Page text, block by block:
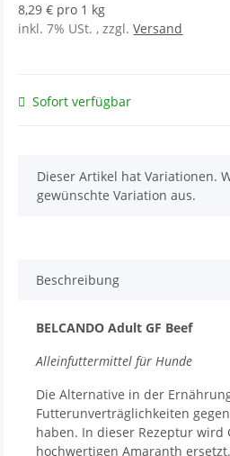
8,29 € pro 1 kg
inkl. 7% USt. , zzgl.Versand
Sofort verfügbar
x
Dieser Artikel hat Variationen.
gewünschte Variation aus.
Beschreibung
BELCANDO Adult GF Beef
Alleinfuttermittel für Hunde
Die Alternative in der
Futterunverträglichkeiten
haben. In dieser Rezeptur wird
hochwertigen Amaranth